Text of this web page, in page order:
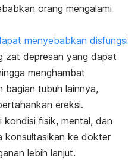
orang mengalami
menyebabkan disfungsi
zat depresan yang dapat
menghambat
bagian tubuh lainnya,
ereksi.
kondisi fisik, mental, dan
konsultasikan ke dokter
lebih lanjut.